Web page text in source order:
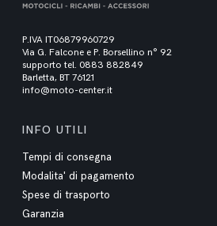
P.IVA IT06879960729
Via G. Falcone e P. Borsellino n° 92
supporto tel. 0883 882849
Barletta, BT 76121
info@moto-center.it
INFO UTILI
Tempi di consegna
Modalita' di pagamento
Spese di trasporto
Garanzia